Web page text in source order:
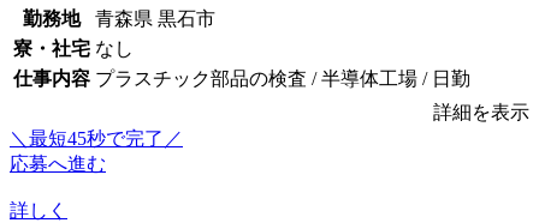
勤務地
青森県 黒石市
寮・社宅 なし
仕事内容 プラスチック部品の検査 / 半導体工場 / 日勤
詳細を表示
＼最短45秒で完了／
応募へ進む
詳しく